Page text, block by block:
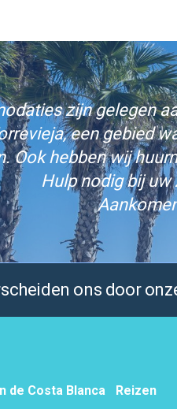
zijn gelegen
een gebied
Ook hebben wij
Hulp nodig bij
ons door
de Costa Blanca Reizen